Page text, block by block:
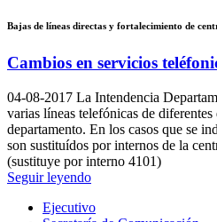
Bajas de líneas directas y fortalecimiento de
Cambios en servicios
04-08-2017 La Intendencia
varias líneas telefónicas de diferentes
departamento. En los casos que se
son sustituídos por internos de la
(sustituye por interno 4101)
Seguir leyendo
Ejecutivo